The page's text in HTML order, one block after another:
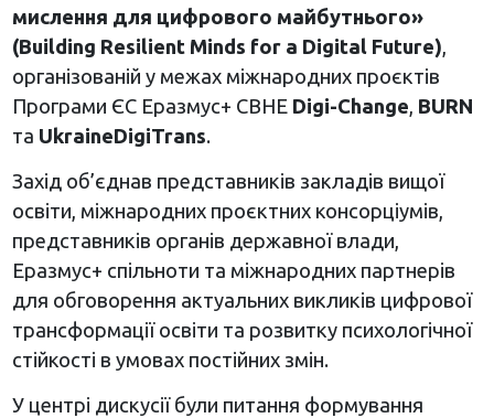
мислення для цифрового майбутнього»
(Building Resilient Minds for a Digital Future),
організованій у межах міжнародних проєктів
Програми ЄС Еразмус+ CBHE Digi-Change, BURN
та UkraineDigiTrans.
Захід об’єднав представників закладів вищої
освіти, міжнародних проєктних консорціумів,
представників органів державної влади,
Еразмус+ спільноти та міжнародних партнерів
для обговорення актуальних викликів цифрової
трансформації освіти та розвитку психологічної
стійкості в умовах постійних змін.
У центрі дискусії були питання формування